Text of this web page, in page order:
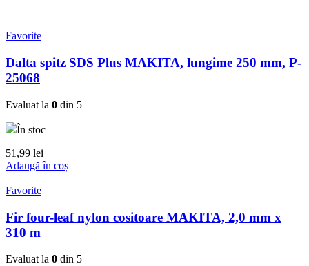
Favorite
Dalta spitz SDS Plus MAKITA, lungime 250 mm, P-
25068
Evaluat la 0 din 5
În stoc
51,99 lei
Adaugă în coș
Favorite
Fir four-leaf nylon cositoare MAKITA, 2,0 mm x
310 m
Evaluat la 0 din 5